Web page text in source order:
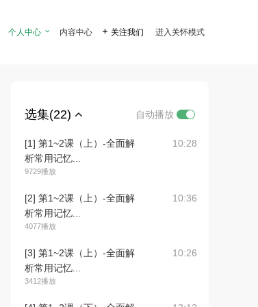
个人中心  内容中心  关注我们 进入关怀模式
选集(22) 自动播放
[1] 第1~2课（上）-全面解
析常用记忆...
9729播放
10:28
[2] 第1~2课（上）-全面解
析常用记忆...
4077播放
10:36
[3] 第1~2课（上）-全面解
析常用记忆...
3412播放
10:26